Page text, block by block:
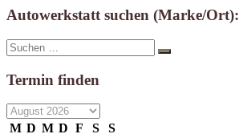
Autowerkstatt suchen (Marke/Ort):
Suche
nach:
Suchen
Termin finden
M D M D F S
S